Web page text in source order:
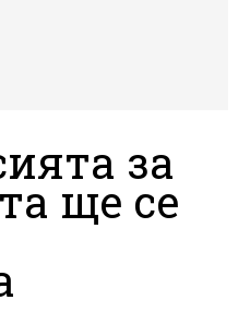
за
ще се